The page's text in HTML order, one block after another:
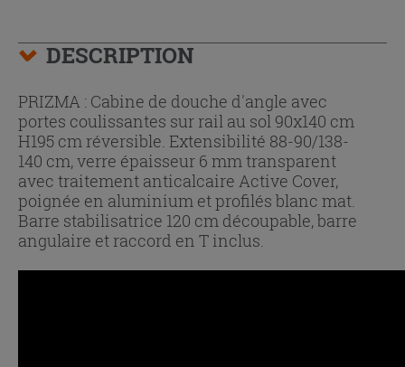
DESCRIPTION
PRIZMA : Cabine de douche d'angle avec
portes coulissantes sur rail au sol 90x140 cm
H195 cm réversible. Extensibilité 88-90/138-
140 cm, verre épaisseur 6 mm transparent
avec traitement anticalcaire Active Cover,
poignée en aluminium et profilés blanc mat.
Barre stabilisatrice 120 cm découpable, barre
angulaire et raccord en T inclus.